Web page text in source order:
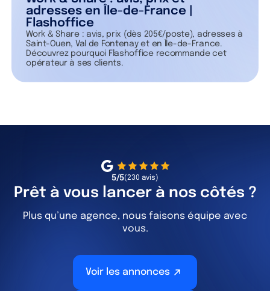
adresses en Île-de-France |
Flashoffice
Work & Share : avis, prix (dès 205€/poste), adresses à
Saint-Ouen, Val de Fontenay et en Île-de-France.
Découvrez pourquoi Flashoffice recommande cet
opérateur à ses clients.
5/5(230 avis)
Prêt à vous lancer à nos côtés ?
Plus qu’une agence, nous faisons équipe avec
vous.
Voir les annonces